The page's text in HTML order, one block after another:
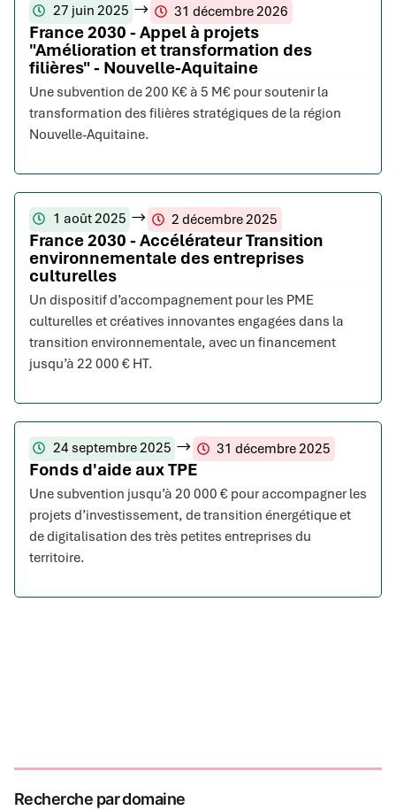
27 juin 2025 31 décembre 2026
France 2030 - Appel à projets
"Amélioration et transformation des
filières" - Nouvelle-Aquitaine
Une subvention de 200 K€ à 5 M€ pour soutenir la
transformation des filières stratégiques de la région
Nouvelle-Aquitaine.
1 août 2025 2 décembre 2025
France 2030 - Accélérateur Transition
environnementale des entreprises
culturelles
Un dispositif d’accompagnement pour les PME
culturelles et créatives innovantes engagées dans la
transition environnementale, avec un financement
jusqu’à 22 000 € HT.
24 septembre 2025 31 décembre 2025
Fonds d'aide aux TPE
Une subvention jusqu’à 20 000 € pour accompagner les
projets d’investissement, de transition énergétique et
de digitalisation des très petites entreprises du
territoire.
Recherche par domaine